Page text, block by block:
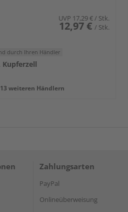
UVP 17,29 € / Stk.
12,97 € / Stk.
durch Ihren Händler
Kupferzell
13 weiteren Händlern
Zahlungsarten
PayPal
Onlineüberweisung